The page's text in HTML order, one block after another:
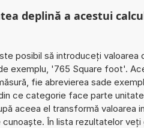
deplină a acestui
posibil să introduceți valoarea
exemplu, '765 Square foot'.
fie abrevierea sade
ce categorie face parte
aceea el transformă valoarea
În lista rezultatelor veți